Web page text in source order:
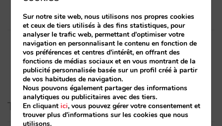
Tags
Sur notre site web, nous utilisons nos propres cookies
et ceux de tiers utilisés à des fins statistiques, pour
analyser le trafic web, permettant d'optimiser votre
navigation en personnalisant le contenu en fonction de
vos préférences et centres d'intérêt, en offrant des
fonctions de médias sociaux et en vous montrant de la
publicité personnalisée basée sur un profil créé à partir
de vos habitudes de navigation.
Nous pouvons également partager des informations
analytiques ou publicitaires avec des tiers.
En cliquantici, vous pouvez gérer votre consentement et
trouver plus d'informations sur les cookies que nous
utilisons.